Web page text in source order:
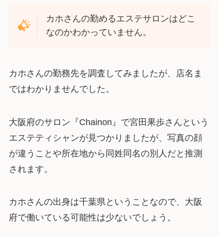
カホさんの勤めるエステサロンはどこ
なのかわかっていません。
カホさんの勤務先を調査してみましたが、店名ま
ではわかりませんでした。
大阪府のサロン『Chainon』で宮田果歩さんという
エステティシャンが見つかりましたが、写真の顔
が違うことや所在地から同姓同名の別人だと推測
されます。
カホさんの出身は千葉県ということなので、大阪
府で働いている可能性は少ないでしょう。